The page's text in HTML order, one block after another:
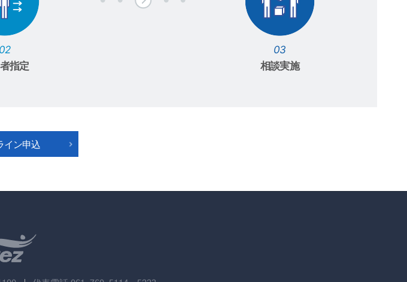
02
指定
03
相談実施
イン申込